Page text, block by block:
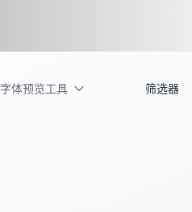
字体预览工具 筛选器